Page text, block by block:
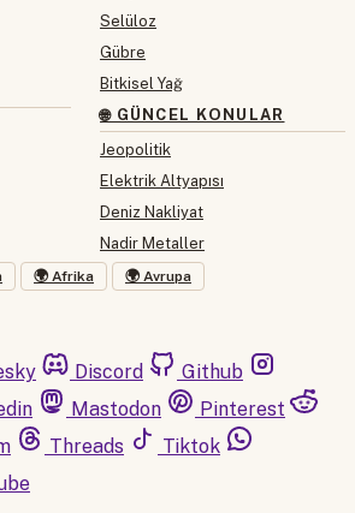
Selüloz
Gübre
Bitkisel Yağ
🌐 GÜNCEL KONULAR
Jeopolitik
Elektrik Altyapısı
Deniz Nakliyat
Nadir Metaller
🌍 Afrika 🌍 Avrupa
Discord
Github
Mastodon
Pinterest
Threads
Tiktok